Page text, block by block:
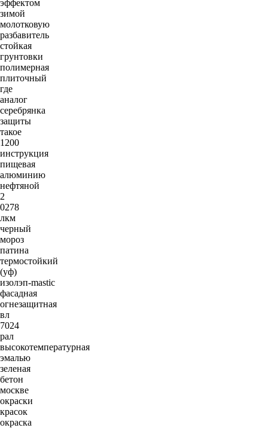
эффектом
зимой
молотковую
разбавитель
стойкая
грунтовки
полимерная
плиточный
где
аналог
серебрянка
защиты
такое
1200
инструкция
пищевая
алюминию
нефтяной
2
0278
лкм
черный
мороз
патина
термостойкий
(уф)
изолэп-mastic
фасадная
огнезащитная
вл
7024
рал
высокотемпературная
эмалью
зеленая
бетон
москве
окраски
красок
окраска